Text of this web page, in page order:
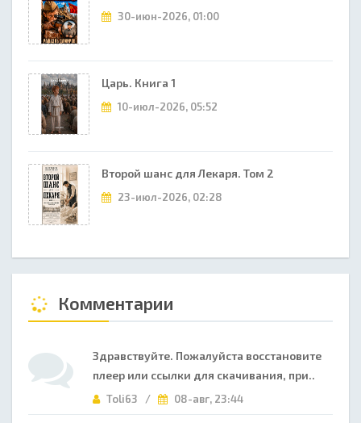
30-июн-2026, 01:00
Царь. Книга 1
10-июл-2026, 05:52
Второй шанс для Лекаря. Том 2
23-июл-2026, 02:28
Комментарии
Здравствуйте. Пожалуйста восстановите
плеер или ссылки для скачивания, при..
Toli63 / 08-авг, 23:44